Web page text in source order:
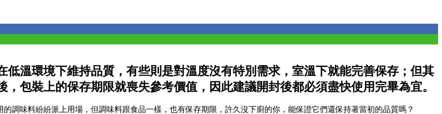
低溫環境下維持品質，有些則是對溫度沒有特別需求，室溫下就能完善保存；但其
包裝上的保存期限就喪失參考價值，因此建議開封後都必須盡快使用完畢為宜。
調味料紛紛派上用場，但調味料跟食品一樣，也有保存期限，許久沒下廚的你，能保證它們還保持著當初的品質嗎？